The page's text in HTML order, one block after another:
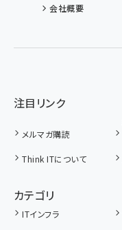
会社概要
注目リンク
メルマガ購読
Think ITについて
カテゴリ
ITインフラ